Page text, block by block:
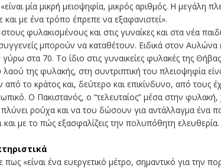
μία μικρή μειοψηφία, μικρός αριθμός. Η μεγάλη
με ένα τρόπο έπρεπε να εξαφανιστεί».
φυλακισμένους και στις γυναίκες και στα νέα
μπορούν να καταθέτουν. Ειδικά στον
στα 70. Το ίδιο στις γυναικείες φυλακές της
της φυλακής, στη συντριπτική του πλειοψηφία
το κράτος και, δεύτερο και επικίνδυνο, από τους
Ο Πακιστανός, ο “τελευταίος” μέσα στην
ρούχα και να του δώσουν για αντάλλαγμα ένα
και με το πώς εξασφαλίζεις την πολυπόθητη
«είναι ένα ευεργετικό μέτρο, σημαντικό για την